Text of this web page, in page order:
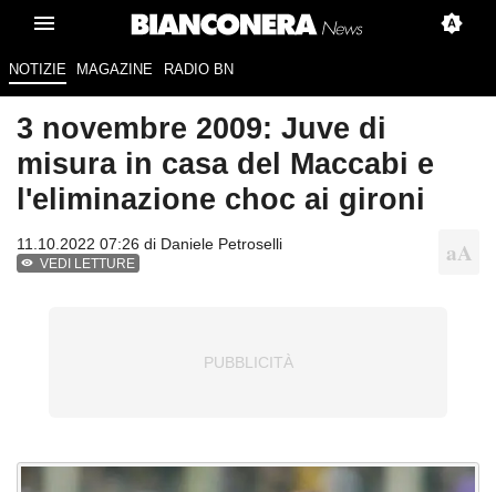
NOTIZIE MAGAZINE RADIO BN
3 novembre 2009: Juve di
misura in casa del Maccabi e
l'eliminazione choc ai gironi
11.10.2022 07:26 di Daniele Petroselli
VEDI LETTURE